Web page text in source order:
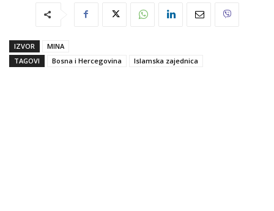
IZVOR
MINA
TAGOVI
Bosna i Hercegovina Islamska zajednica